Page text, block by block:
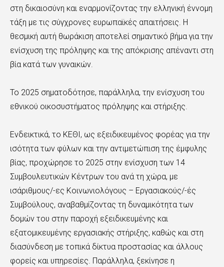
στη δικαιοσύνη και εναρμονίζοντας την ελληνική έννομη
τάξη με τις σύγχρονες ευρωπαϊκές απαιτήσεις. Η
θεσμική αυτή θωράκιση αποτελεί σημαντικό βήμα για την
ενίσχυση της πρόληψης και της απόκρισης απέναντι στη
βία κατά των γυναικών.
Το 2025 σηματοδότησε, παράλληλα, την ενίσχυση του
εθνικού οικοσυστήματος πρόληψης και στήριξης.
Ενδεικτικά, το ΚΕΘΙ, ως εξειδικευμένος φορέας για την
ισότητα των φύλων και την αντιμετώπιση της έμφυλης
βίας, προχώρησε το 2025 στην ενίσχυση των 14
Συμβουλευτικών Κέντρων του ανά τη χώρα, με
ισάριθμους/-ες Κοινωνιολόγους – Εργασιακούς/-ές
Συμβούλους, αναβαθμίζοντας τη δυναμικότητα των
δομών του στην παροχή εξειδικευμένης και
εξατομικευμένης εργασιακής στήριξης, καθώς και στη
διασύνδεση με τοπικά δίκτυα προστασίας και άλλους
φορείς και υπηρεσίες. Παράλληλα, ξεκίνησε η